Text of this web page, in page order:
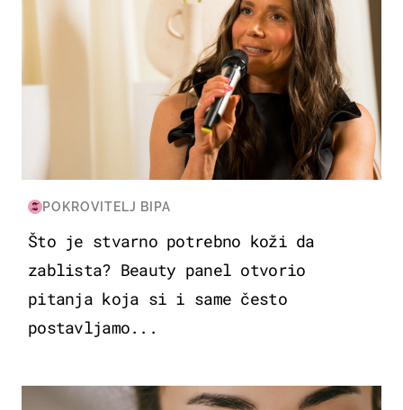
POKROVITELJ BIPA
Što je stvarno potrebno koži da
zablista? Beauty panel otvorio
pitanja koja si i same često
postavljamo...
MODA & LJEPOTA